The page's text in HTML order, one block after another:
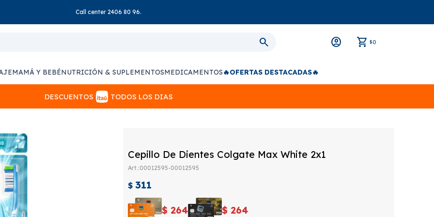
Call center 2406 80 96.
$0
MAMÁ Y BEBÉNUTRICIÓN & SUPLEMENTOSMEDICAMENTOS🔥OFERTAS DESTACADAS🔥
DESCUENTOS TODOS LOS DIAS
Cepillo De Dientes Colgate Max White 2x1
00012595-00012595
$ 311
$ 264 $ 264